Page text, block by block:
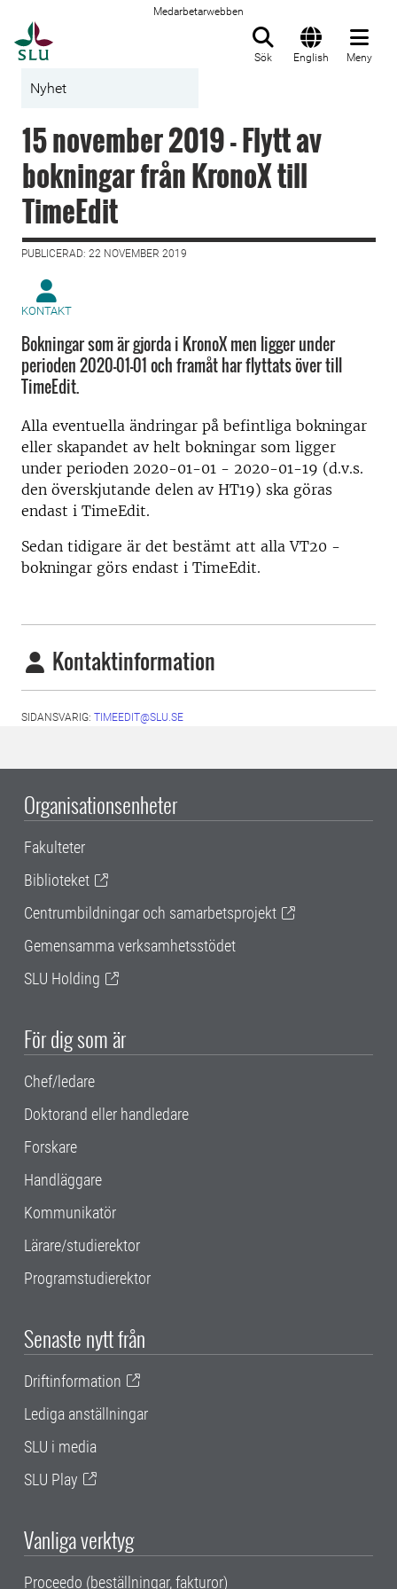
Medarbetarwebben
Sök English Meny
Nyhet
15 november 2019 - Flytt av
bokningar från KronoX till
TimeEdit
PUBLICERAD: 22 NOVEMBER 2019
KONTAKT
Bokningar som är gjorda i KronoX men ligger under
perioden 2020-01-01 och framåt har flyttats över till
TimeEdit.
Alla eventuella ändringar på befintliga bokningar
eller skapandet av helt bokningar som ligger
under perioden 2020-01-01 - 2020-01-19 (d.v.s.
den överskjutande delen av HT19) ska göras
endast i TimeEdit.
Sedan tidigare är det bestämt att alla VT20 -
bokningar görs endast i TimeEdit.
Kontaktinformation
SIDANSVARIG: TIMEEDIT@SLU.SE
Organisationsenheter
Fakulteter
Biblioteket
Centrumbildningar och samarbetsprojekt
Gemensamma verksamhetsstödet
SLU Holding
För dig som är
Chef/ledare
Doktorand eller handledare
Forskare
Handläggare
Kommunikatör
Lärare/studierektor
Programstudierektor
Senaste nytt från
Driftinformation
Lediga anställningar
SLU i media
SLU Play
Vanliga verktyg
Proceedo (beställningar, fakturor)